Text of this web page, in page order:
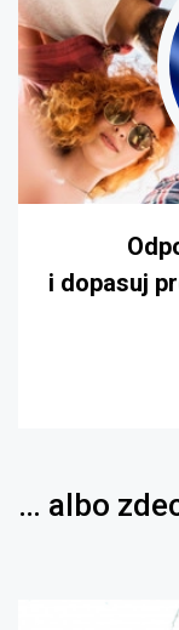
i dopasuj
… albo